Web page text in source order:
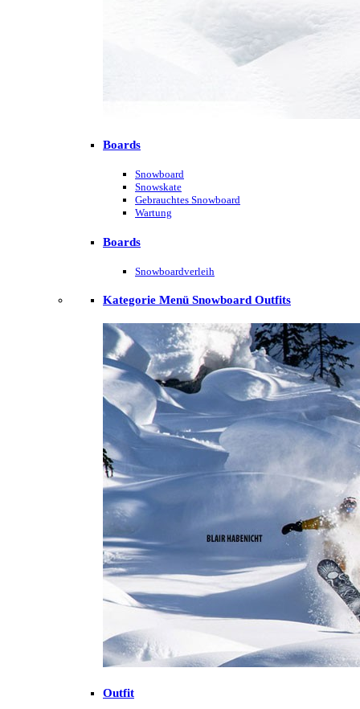
Boards
Snowboard
Snowskate
Gebrauchtes Snowboard
Wartung
Boards
Snowboardverleih
Kategorie Menü Snowboard Outfits
Outfit